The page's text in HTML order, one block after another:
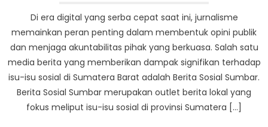
Dinsos
Sumbar
di
Sumatera
Barat
Di era digital yang serba cepat saat ini, jurnalisme
memainkan peran penting dalam membentuk opini publik
dan menjaga akuntabilitas pihak yang berkuasa. Salah satu
media berita yang memberikan dampak signifikan terhadap
isu-isu sosial di Sumatera Barat adalah Berita Sosial Sumbar.
Berita Sosial Sumbar merupakan outlet berita lokal yang
fokus meliput isu-isu sosial di provinsi Sumatera […]